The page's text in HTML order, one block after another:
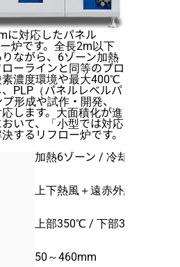
に対応したパネル
炉です。全長2m以下
ながら、6ゾーン加熱
ーラインと同等のプロ
濃度環境や最大400℃
PLP（パネルレベルパ
形成や試作・開発、
します。大面積化が進
いて、「小型では対応
するリフロー炉です。
加熱6ゾーン / 冷却1ゾーン
上下熱風＋遠赤外線加熱方式
上部350℃ / 下部350℃
50～460mm